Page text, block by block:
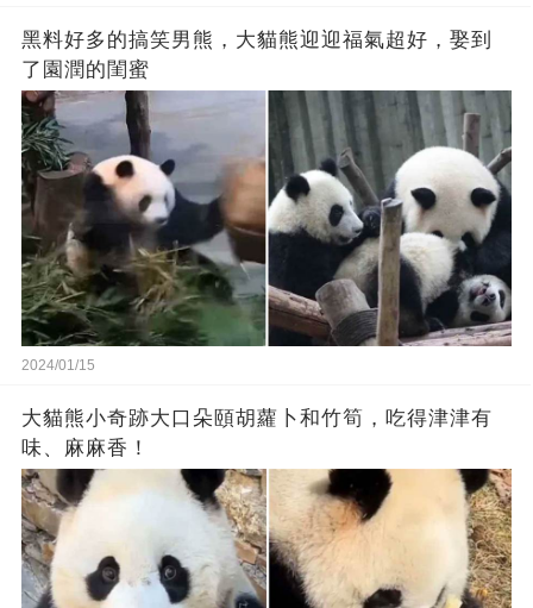
黑料好多的搞笑男熊，大貓熊迎迎福氣超好，娶到
了園潤的閨蜜
2024/01/15
大貓熊小奇跡大口朵頤胡蘿卜和竹筍，吃得津津有
味、麻麻香！